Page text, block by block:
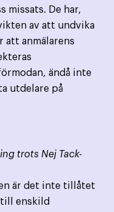
missats. De har,
av att undvika
att anmälarens
ändå inte
utdelare på
trots Nej Tack-
är det inte tillåtet
enskild